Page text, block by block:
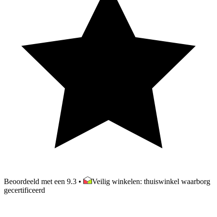
Beoordeeld met een 9.3 •
Veilig winkelen: thuiswinkel waarborg
gecertificeerd